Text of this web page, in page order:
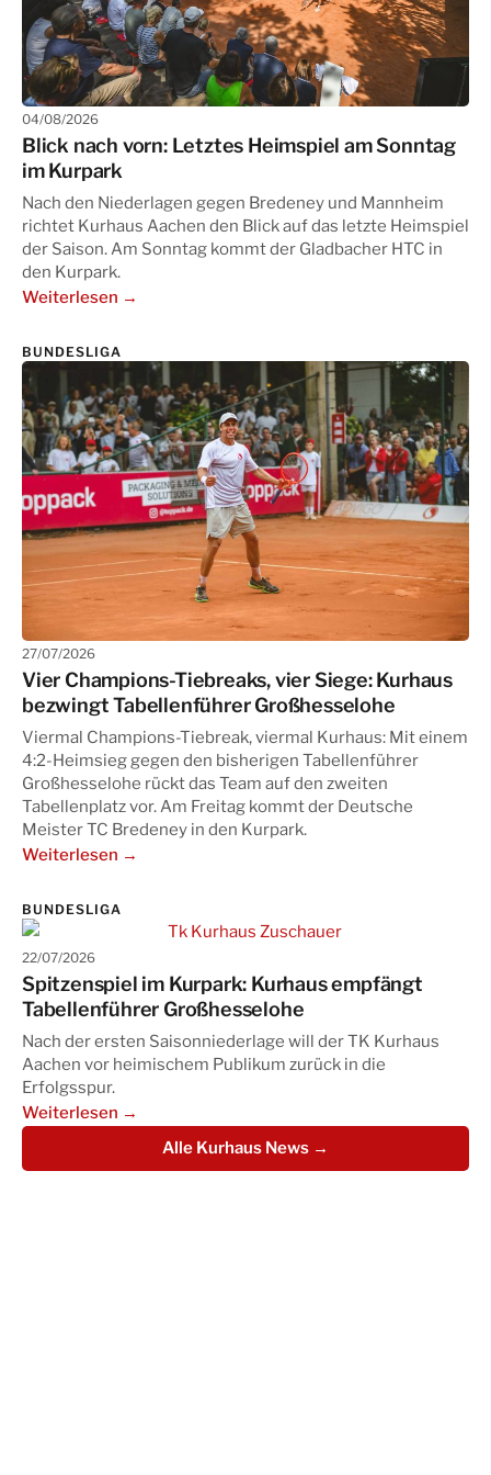
04/08/2026
Blick nach vorn: Letztes Heimspiel am Sonntag
im Kurpark
Nach den Niederlagen gegen Bredeney und Mannheim
richtet Kurhaus Aachen den Blick auf das letzte Heimspiel
der Saison. Am Sonntag kommt der Gladbacher HTC in
den Kurpark.
Weiterlesen →
BUNDESLIGA
27/07/2026
Vier Champions-Tiebreaks, vier Siege: Kurhaus
bezwingt Tabellenführer Großhesselohe
Viermal Champions-Tiebreak, viermal Kurhaus: Mit einem
4:2-Heimsieg gegen den bisherigen Tabellenführer
Großhesselohe rückt das Team auf den zweiten
Tabellenplatz vor. Am Freitag kommt der Deutsche
Meister TC Bredeney in den Kurpark.
Weiterlesen →
BUNDESLIGA
22/07/2026
Spitzenspiel im Kurpark: Kurhaus empfängt
Tabellenführer Großhesselohe
Nach der ersten Saisonniederlage will der TK Kurhaus
Aachen vor heimischem Publikum zurück in die
Erfolgsspur.
Weiterlesen →
Alle Kurhaus News →